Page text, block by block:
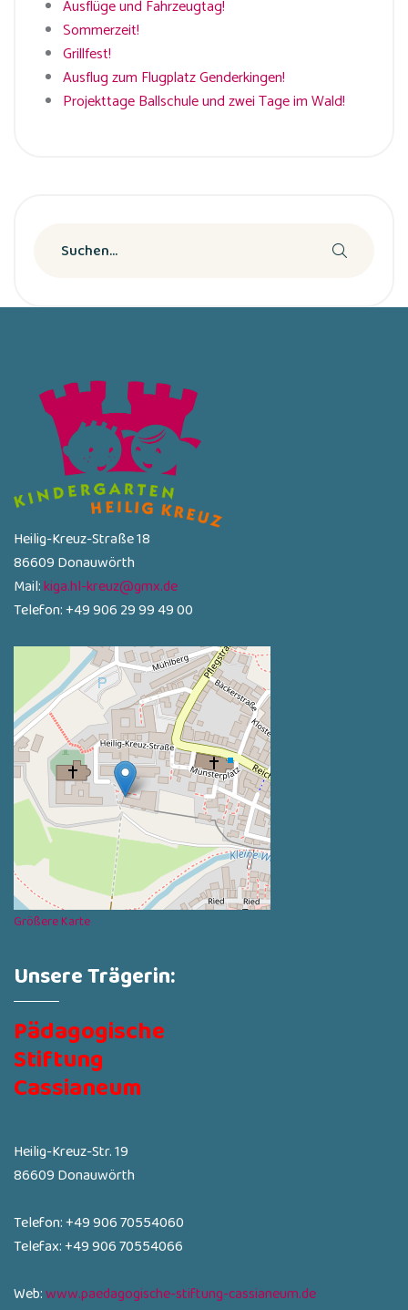
Ausflüge und Fahrzeugtag!
Sommerzeit!
Grillfest!
Ausflug zum Flugplatz Genderkingen!
Projekttage Ballschule und zwei Tage im Wald!
Heilig-Kreuz-Straße 18
86609 Donauwörth
Mail:kiga.hl-kreuz@gmx.de
Telefon: +49 906 29 99 49 00
Größere Karte
Unsere Trägerin:
Pädagogische
Stiftung
Cassianeum
Heilig-Kreuz-Str. 19
86609 Donauwörth
Telefon: +49 906 70554060
Telefax: +49 906 70554066
Web:www.paedagogische-stiftung-cassianeum.de